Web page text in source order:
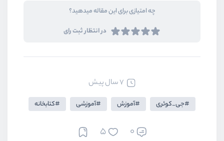
چه امتیازی برای این مقاله میدهید؟
در انتظار ثبت رای
7 سال پیش
جی_کوئری آموزش آموزشی کتابخانه
0
5